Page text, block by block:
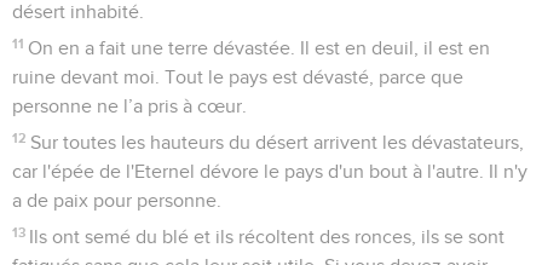
désert inhabité.
11 On en a fait une terre dévastée. Il est en deuil, il est en
ruine devant moi. Tout le pays est dévasté, parce que
personne ne l’a pris à cœur.
12 Sur toutes les hauteurs du désert arrivent les dévastateurs,
car l'épée de l'Eternel dévore le pays d'un bout à l'autre. Il n'y
a de paix pour personne.
13 Ils ont semé du blé et ils récoltent des ronces, ils se sont